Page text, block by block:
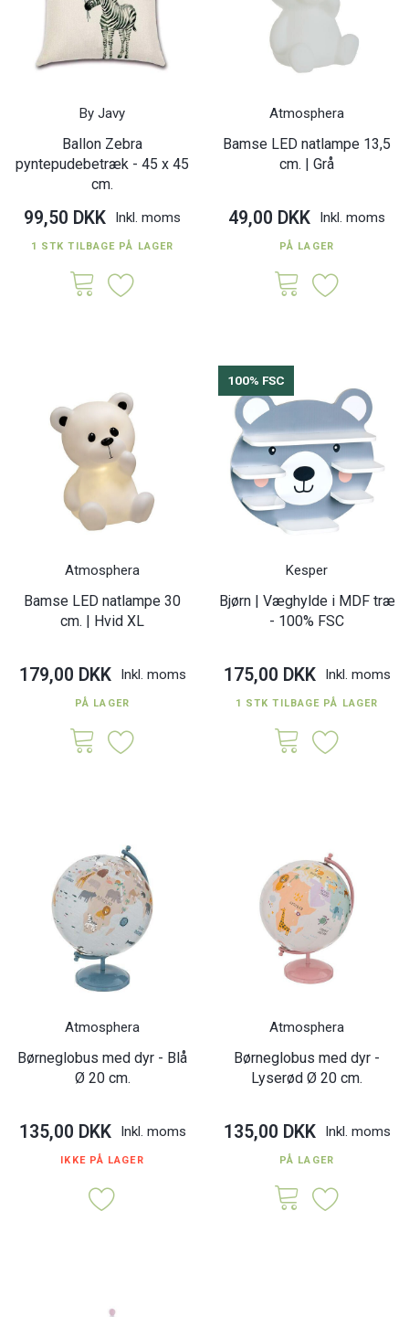
By Javy
Ballon Zebra
pyntepudebetræk - 45 x 45
cm.
99,50 DKK Inkl. moms
1 STK TILBAGE PÅ LAGER
Atmosphera
Bamse LED natlampe 13,5
cm. | Grå
49,00 DKK Inkl. moms
PÅ LAGER
Atmosphera
Bamse LED natlampe 30
cm. | Hvid XL
179,00 DKK Inkl. moms
PÅ LAGER
100% FSC
Kesper
Bjørn | Væghylde i MDF træ
- 100% FSC
175,00 DKK Inkl. moms
1 STK TILBAGE PÅ LAGER
Atmosphera
Børneglobus med dyr - Blå
Ø 20 cm.
135,00 DKK Inkl. moms
IKKE PÅ LAGER
Atmosphera
Børneglobus med dyr -
Lyserød Ø 20 cm.
135,00 DKK Inkl. moms
PÅ LAGER